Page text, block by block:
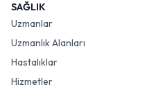
SAĞLIK
Uzmanlar
Uzmanlık Alanları
Hastalıklar
Hizmetler